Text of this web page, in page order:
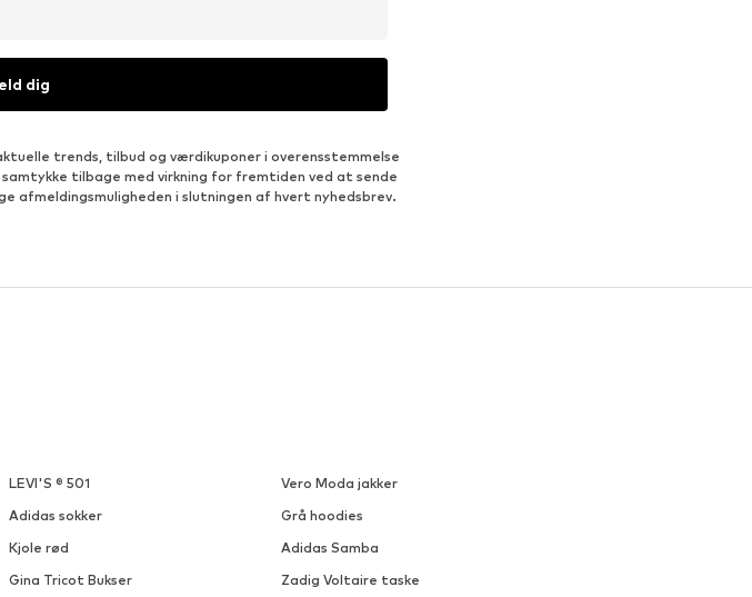
dig
trends, tilbud og værdikuponer i overensstemmelse
tilbage med virkning for fremtiden ved at sende
afmeldingsmuligheden i slutningen af hvert nyhedsbrev.
LEVI'S ® 501
Vero Moda jakker
Adidas sokker
Grå hoodies
Kjole rød
Adidas Samba
Gina Tricot Bukser
Zadig Voltaire taske